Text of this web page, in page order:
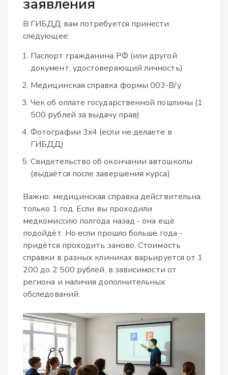
заявления
В ГИБДД вам потребуется принести
следующее:
Паспорт гражданина РФ (или другой
документ, удостоверяющий личность)
Медицинская справка формы 003-В/у
Чек об оплате государственной пошлины (1
500 рублей за выдачу прав)
Фотографии 3x4 (если не делаете в
ГИБДД)
Свидетельство об окончании автошколы
(выдаётся после завершения курса)
Важно: медицинская справка действительна
только 1 год. Если вы проходили
медкомиссию полгода назад - она ещё
подойдёт. Но если прошло больше года -
придётся проходить заново. Стоимость
справки в разных клиниках варьируется от 1
200 до 2 500 рублей, в зависимости от
региона и наличия дополнительных
обследований.